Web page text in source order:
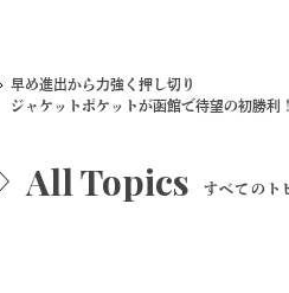
早め進出から力強く押し切り
ジャケットポケットが函館で待望の初勝利！
All Topics すべてのト